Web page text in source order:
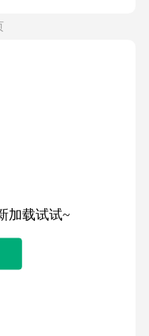
加载试试~